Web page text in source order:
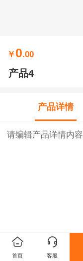
￥ 0.00
产品4
产品详情
请编辑产品详情内容
首页 客服